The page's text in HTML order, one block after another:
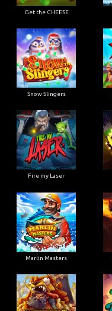
Get the CHEESE
Snow Slingers
Fire my Laser
Marlin Masters